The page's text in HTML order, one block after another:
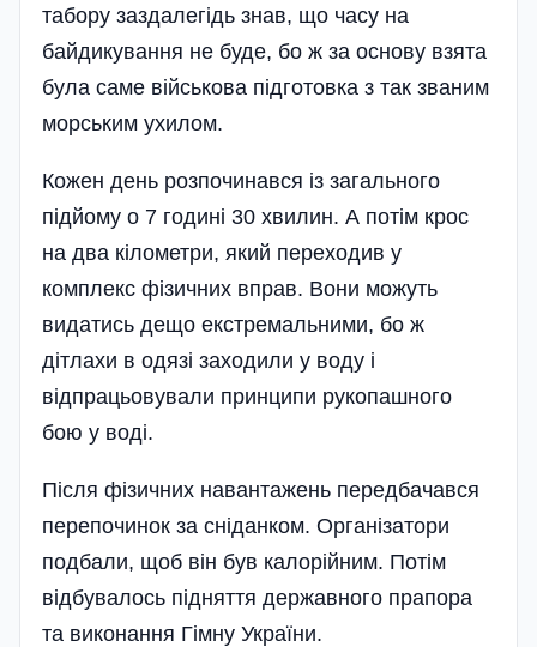
табору заздалегідь знав, що часу на
байдикування не буде, бо ж за основу взята
була саме військова підготовка з так званим
морським ухилом.
Кожен день розпочинався із загального
підйому о 7 годині 30 хвилин. А потім крос
на два кілометри, який переходив у
комплекс фізичних вправ. Вони можуть
видатись дещо екстремальними, бо ж
дітлахи в одязі заходили у воду і
відпрацьовували принципи рукопашного
бою у воді.
Після фізичних навантажень передбачався
перепочинок за сніданком. Організатори
подбали, щоб він був калорійним. Потім
відбувалось підняття державного прапора
та виконання Гімну України.